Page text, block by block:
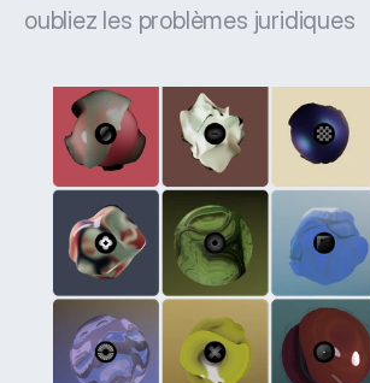
oubliez les problèmes juridiques